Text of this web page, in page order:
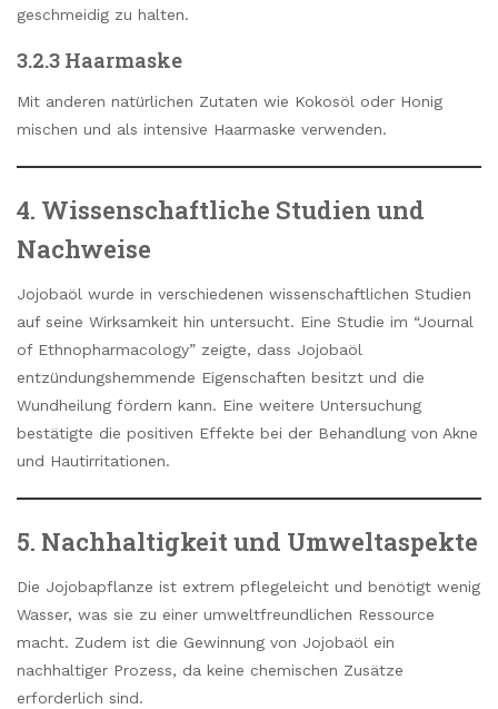
geschmeidig zu halten.
3.2.3 Haarmaske
Mit anderen natürlichen Zutaten wie Kokosöl oder Honig
mischen und als intensive Haarmaske verwenden.
4. Wissenschaftliche Studien und
Nachweise
Jojobaöl wurde in verschiedenen wissenschaftlichen Studien
auf seine Wirksamkeit hin untersucht. Eine Studie im “Journal
of Ethnopharmacology” zeigte, dass Jojobaöl
entzündungshemmende Eigenschaften besitzt und die
Wundheilung fördern kann. Eine weitere Untersuchung
bestätigte die positiven Effekte bei der Behandlung von Akne
und Hautirritationen.
5. Nachhaltigkeit und Umweltaspekte
Die Jojobapflanze ist extrem pflegeleicht und benötigt wenig
Wasser, was sie zu einer umweltfreundlichen Ressource
macht. Zudem ist die Gewinnung von Jojobaöl ein
nachhaltiger Prozess, da keine chemischen Zusätze
erforderlich sind.